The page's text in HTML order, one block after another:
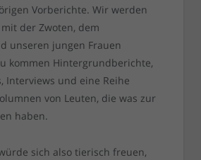
Vorberichte. Wir werden
der Zwoten, dem
unseren jungen Frauen
kommen Hintergrundberichte,
Interviews und eine Reihe
von Leuten, die was zur
haben.
sich also tierisch freuen,